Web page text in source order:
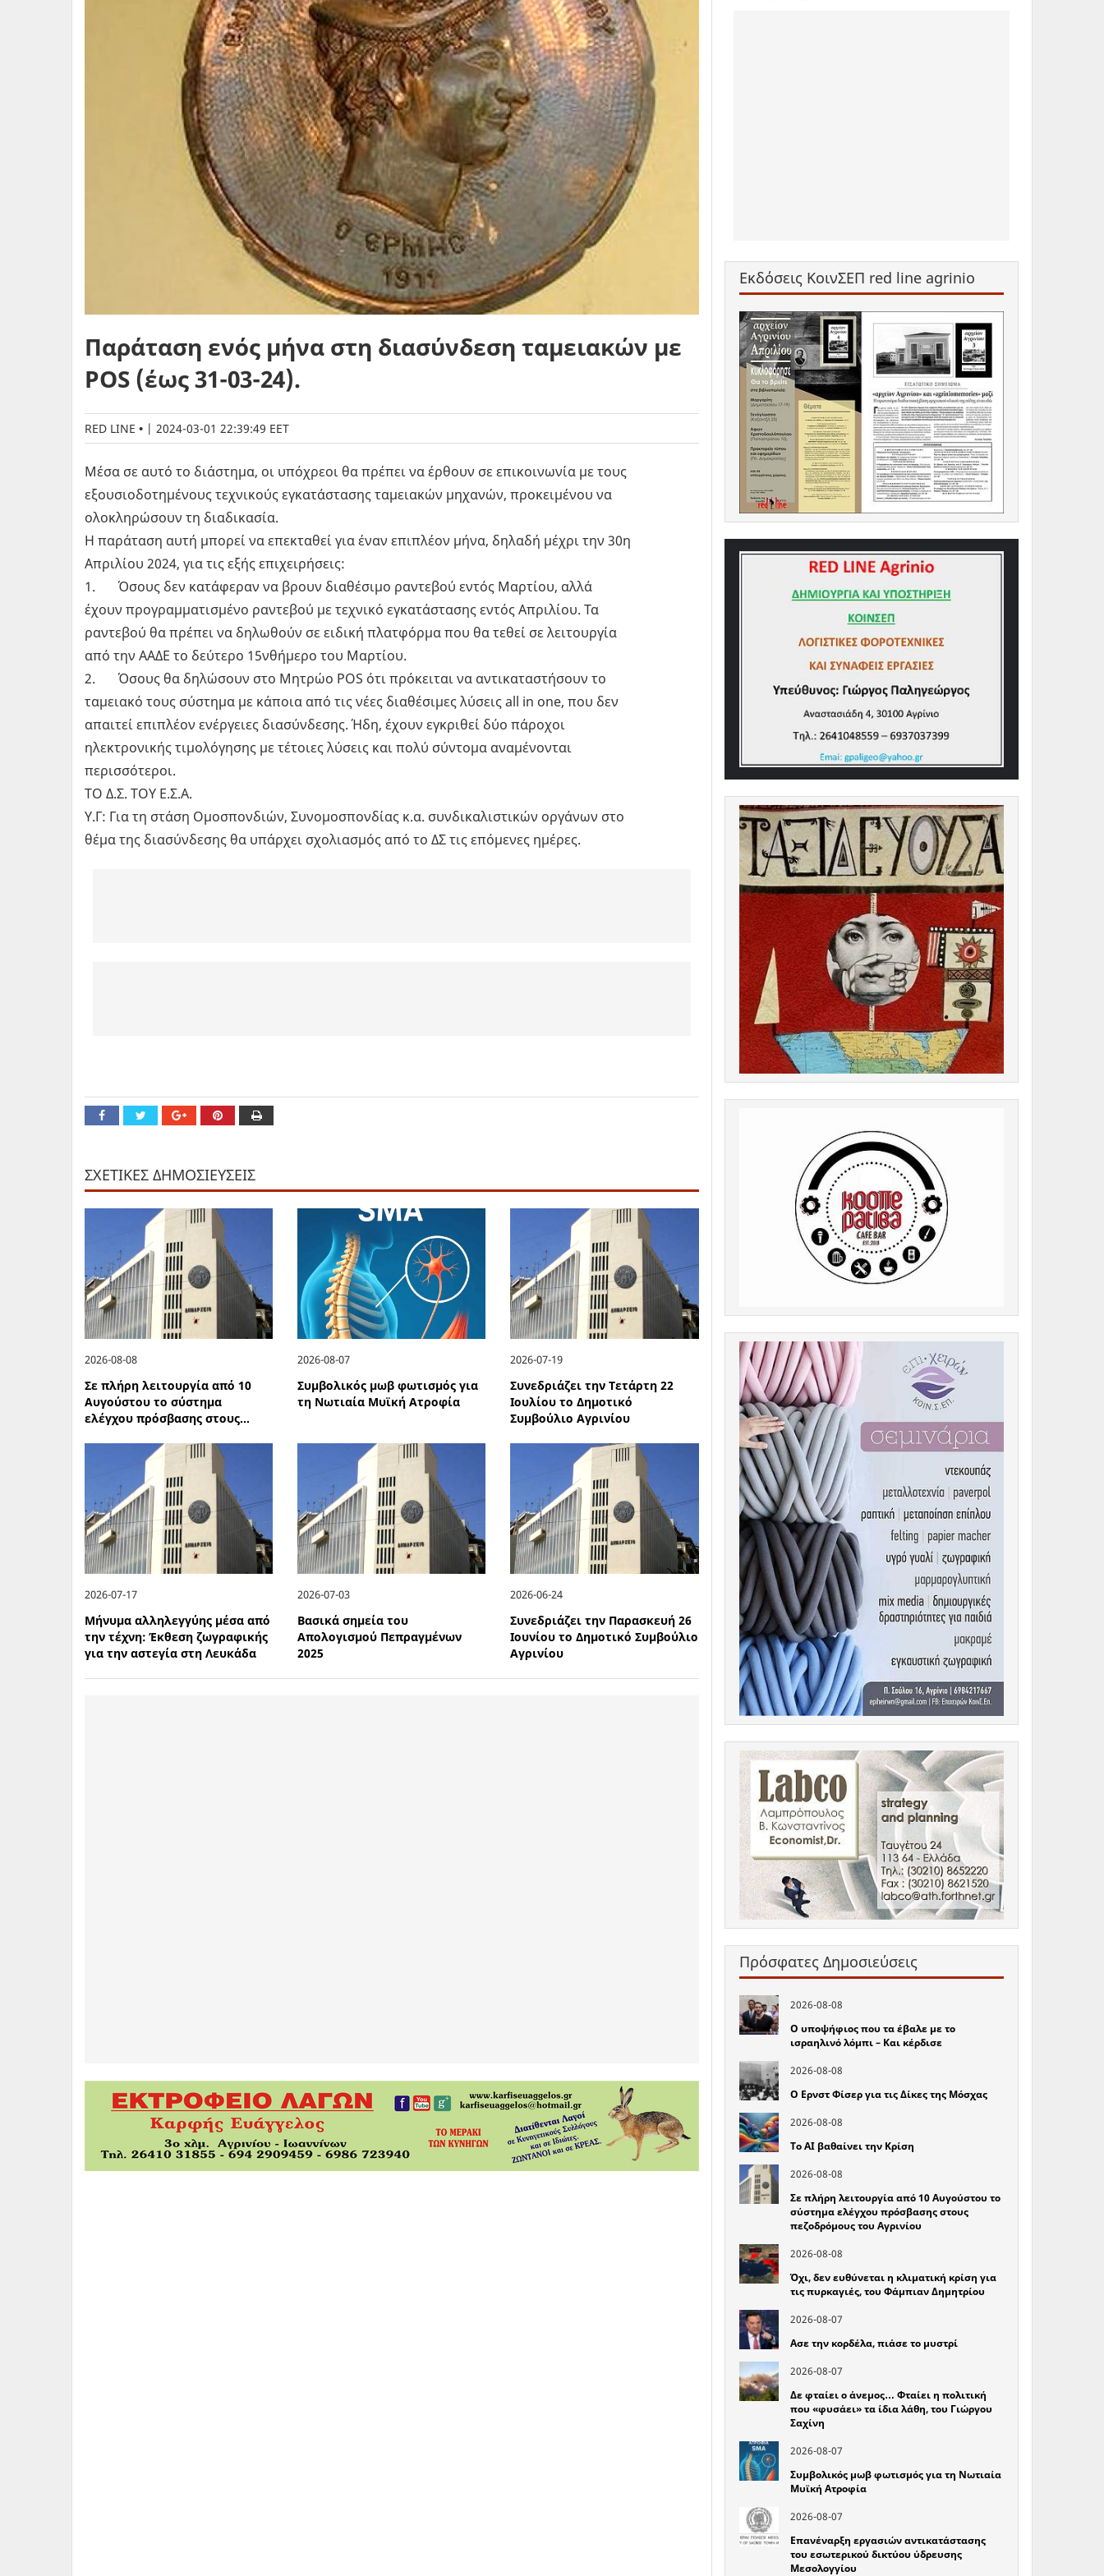
Παράταση ενός μήνα στη διασύνδεση ταμειακών με
POS (έως 31-03-24).
RED LINE | 2024-03-01 22:39:49 EET
Μέσα σε αυτό το διάστημα, οι υπόχρεοι θα πρέπει να έρθουν σε επικοινωνία με τους
εξουσιοδοτημένους τεχνικούς εγκατάστασης ταμειακών μηχανών, προκειμένου να
ολοκληρώσουν τη διαδικασία.
Η παράταση αυτή μπορεί να επεκταθεί για έναν επιπλέον μήνα, δηλαδή μέχρι την 30η
Απριλίου 2024, για τις εξής επιχειρήσεις:
1. Όσους δεν κατάφεραν να βρουν διαθέσιμο ραντεβού εντός Μαρτίου, αλλά
έχουν προγραμματισμένο ραντεβού με τεχνικό εγκατάστασης εντός Απριλίου. Τα
ραντεβού θα πρέπει να δηλωθούν σε ειδική πλατφόρμα που θα τεθεί σε λειτουργία
από την ΑΑΔΕ το δεύτερο 15νθήμερο του Μαρτίου.
2. Όσους θα δηλώσουν στο Μητρώο POS ότι πρόκειται να αντικαταστήσουν το
ταμειακό τους σύστημα με κάποια από τις νέες διαθέσιμες λύσεις all in one, που δεν
απαιτεί επιπλέον ενέργειες διασύνδεσης. Ήδη, έχουν εγκριθεί δύο πάροχοι
ηλεκτρονικής τιμολόγησης με τέτοιες λύσεις και πολύ σύντομα αναμένονται
περισσότεροι.
ΤΟ Δ.Σ. ΤΟΥ Ε.Σ.Α.
Υ.Γ: Για τη στάση Ομοσπονδιών, Συνομοσπονδίας κ.α. συνδικαλιστικών οργάνων στο
θέμα της διασύνδεσης θα υπάρχει σχολιασμός από το ΔΣ τις επόμενες ημέρες.
ΣΧΕΤΙΚΕΣ ΔΗΜΟΣΙΕΥΣΕΙΣ
2026-08-08
Σε πλήρη λειτουργία από 10
Αυγούστου το σύστημα
ελέγχου πρόσβασης στους...
2026-08-07
Συμβολικός μωβ φωτισμός για
τη Νωτιαία Μυϊκή Ατροφία
2026-07-19
Συνεδριάζει την Τετάρτη 22
Ιουλίου το Δημοτικό
Συμβούλιο Αγρινίου
2026-07-17
Μήνυμα αλληλεγγύης μέσα από
την τέχνη: Έκθεση ζωγραφικής
για την αστεγία στη Λευκάδα
2026-07-03
Βασικά σημεία του
Απολογισμού Πεπραγμένων
2025
2026-06-24
Συνεδριάζει την Παρασκευή 26
Ιουνίου το Δημοτικό Συμβούλιο
Αγρινίου
Εκδόσεις ΚοινΣΕΠ red line agrinio
Πρόσφατες Δημοσιεύσεις
2026-08-08
Ο υποψήφιος που τα έβαλε με το
ισραηλινό λόμπι – Και κέρδισε
2026-08-08
Ο Ερνστ Φίσερ για τις Δίκες της Μόσχας
2026-08-08
Το ΑΙ βαθαίνει την Κρίση
2026-08-08
Σε πλήρη λειτουργία από 10 Αυγούστου το
σύστημα ελέγχου πρόσβασης στους
πεζοδρόμους του Αγρινίου
2026-08-08
Όχι, δεν ευθύνεται η κλιματική κρίση για
τις πυρκαγιές, του Φάμπιαν Δημητρίου
2026-08-07
Ασε την κορδέλα, πιάσε το μυστρί
2026-08-07
Δε φταίει ο άνεμος… Φταίει η πολιτική
που «φυσάει» τα ίδια λάθη, του Γιώργου
Σαχίνη
2026-08-07
Συμβολικός μωβ φωτισμός για τη Νωτιαία
Μυϊκή Ατροφία
2026-08-07
Επανέναρξη εργασιών αντικατάστασης
του εσωτερικού δικτύου ύδρευσης
Μεσολογγίου